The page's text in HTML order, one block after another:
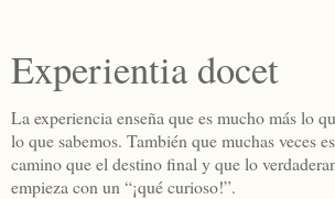
Experientia docet
La experiencia enseña que es mucho más lo
lo que sabemos. También que muchas veces
camino que el destino final y que lo
empieza con un “¡qué curioso!”.